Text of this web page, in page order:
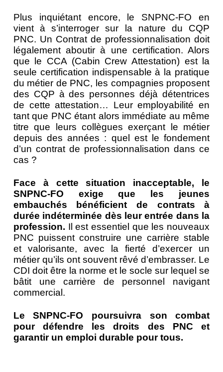
Plus inquiétant encore, le SNPNC-FO en
vient à s’interroger sur la nature du CQP
PNC. Un Contrat de professionnalisation doit
légalement aboutir à une certification. Alors
que le CCA (Cabin Crew Attestation) est la
seule certification indispensable à la pratique
du métier de PNC, les compagnies proposent
des CQP à des personnes déjà détentrices
de cette attestation… Leur employabilité en
tant que PNC étant alors immédiate au même
titre que leurs collègues exerçant le métier
depuis des années : quel est le fondement
d’un contrat de professionnalisation dans ce
cas ?
Face à cette situation inacceptable, le
SNPNC-FO exige que les jeunes
embauchés bénéficient de contrats à
durée indéterminée dès leur entrée dans la
profession. Il est essentiel que les nouveaux
PNC puissent construire une carrière stable
et valorisante, avec la fierté d’exercer un
métier qu’ils ont souvent rêvé d’embrasser. Le
CDI doit être la norme et le socle sur lequel se
bâtit une carrière de personnel navigant
commercial.
Le SNPNC-FO poursuivra son combat
pour défendre les droits des PNC et
garantir un emploi durable pour tous.